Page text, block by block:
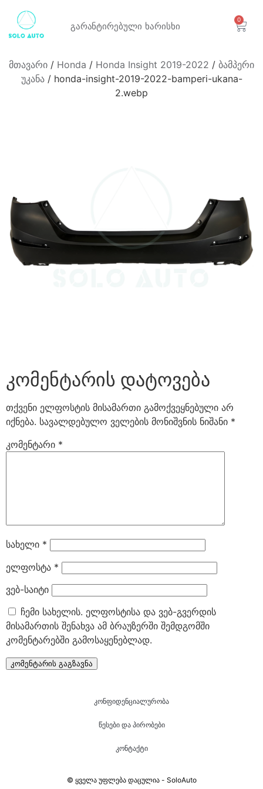
გარანტირებული ხარისხი
0
მთავარი / Honda / Honda Insight 2019-2022 / ბამპერი
უკანა/ honda-insight-2019-2022-bamperi-ukana-
2.webp
კომენტარის დატოვება
თქვენი ელფოსტის მისამართი გამოქვეყნებული არ
იქნება. სავალდებულო ველების მონიშვნის ნიშანი *
კომენტარი *
სახელი *
ელფოსტა *
ვებ-საიტი
ჩემი სახელის. ელფოსტისა და ვებ-გვერდის
მისამართის შენახვა ამ ბრაუზერში შემდგომში
კომენტარებში გამოსაყენებლად.
კონფიდენციალურობა
წესები და პირობები
კონტაქტი
© ყველა უფლება დაცულია - SoloAuto